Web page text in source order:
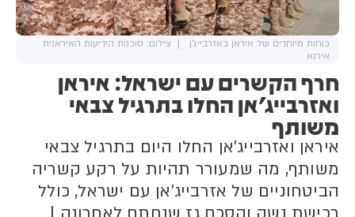
חרף הקשרים עם ישראל: איראן
ואזרבייג'אן החלו בתרגיל צבאי
משותף
איראן ואזרבייג'אן החלו היום בתרגיל צבאי
משותף, מה שמעורר תהיות על רקע קשריה
הביטחוניים של אזרבייג'אן עם ישראל, כולל
כוחות מיוחדים של איראן באזרבייג'ן
צילום: סוכנות הידיעות האיראנית
אירנא